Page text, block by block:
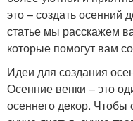
это – создать осенний
статье мы расскажем
которые помогут вам
Идеи для создания
Осенние венки – это
осеннего декор. Чтобы